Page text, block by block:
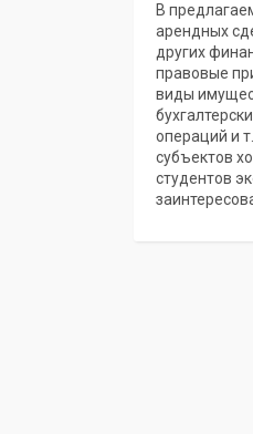
В
арендных
других
правовые
виды
операций и
субъектов
студентов